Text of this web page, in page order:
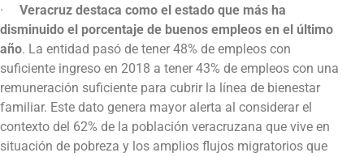
· Veracruz destaca como el estado que más ha
disminuido el porcentaje de buenos empleos en el último
año. La entidad pasó de tener 48% de empleos con
suficiente ingreso en 2018 a tener 43% de empleos con una
remuneración suficiente para cubrir la línea de bienestar
familiar. Este dato genera mayor alerta al considerar el
contexto del 62% de la población veracruzana que vive en
situación de pobreza y los amplios flujos migratorios que